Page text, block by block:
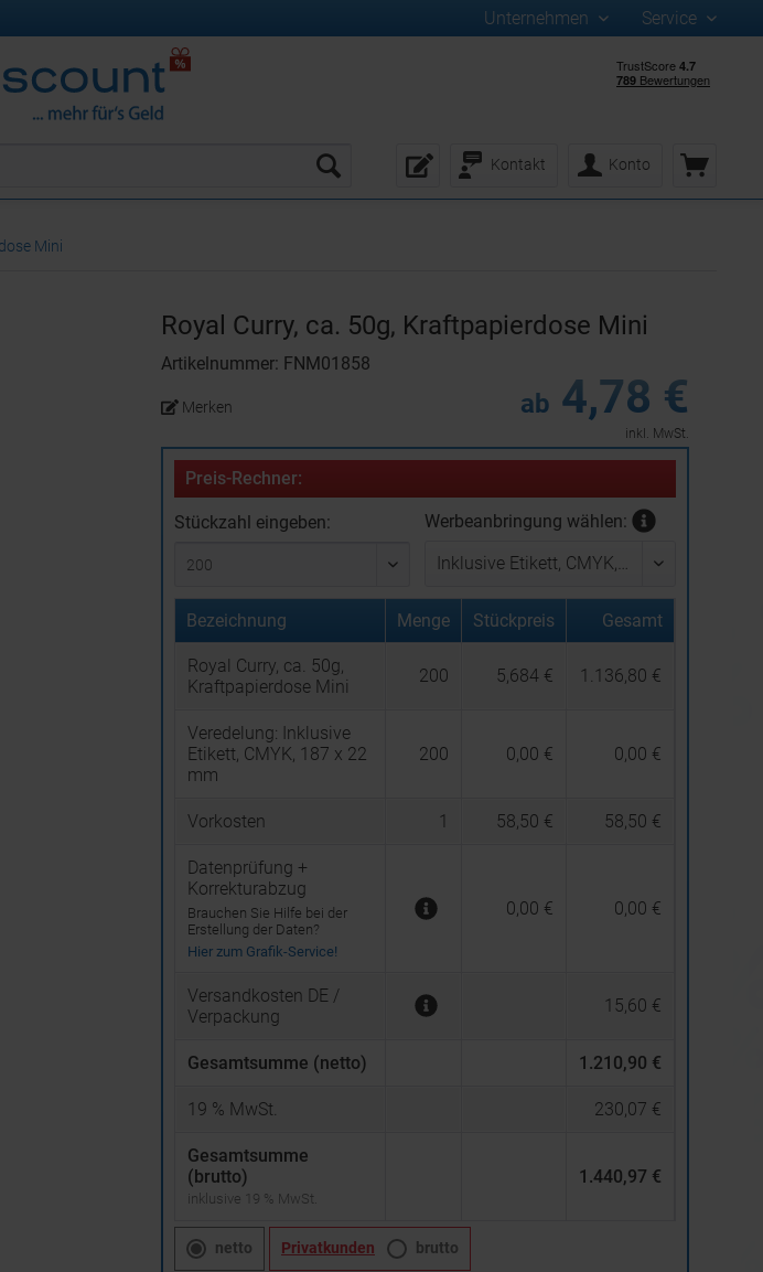
Unternehmen Service
Kontakt Konto
Mini
Royal Curry, ca. 50g, Kraftpapierdose Mini
Artikelnummer: FNM01858
ab 4,78 €
inkl. MwSt.
Merken
Preis-Rechner:
Stückzahl eingeben: Werbeanbringung wählen:
Bezeichnung Menge Stückpreis Gesamt
Royal Curry, ca. 50g,
Kraftpapierdose Mini
200 5,684 € 1.136,80 €
Veredelung: Inklusive
Etikett, CMYK, 187 x 22
mm
200 0,00 € 0,00 €
Vorkosten 1 58,50 € 58,50 €
Datenprüfung +
Korrekturabzug
Brauchen Sie Hilfe bei der
Erstellung der Daten?
Hier zum Grafik-Service!
0,00 € 0,00 €
Versandkosten DE /
Verpackung
15,60 €
Gesamtsumme (netto) 1.210,90 €
19 % MwSt. 230,07 €
Gesamtsumme
(brutto)
inklusive 19 % MwSt.
1.440,97 €
netto Privatkunden brutto